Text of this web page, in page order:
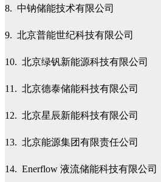
8. 中钠储能技术有限公司
9. 北京普能世纪科技有限公司
10. 北京绿钒新能源科技有限公司
11. 北京德泰储能科技有限公司
12. 北京星辰新能科技有限公司
13. 北京能源集团有限责任公司
14. Enerflow 液流储能科技有限公司